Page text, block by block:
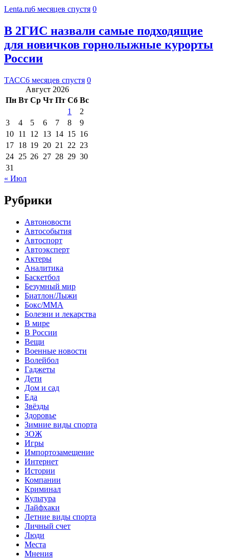
Lenta.ru6 месяцев спустя 0
В 2ГИС назвали самые подходящие
для новичков горнолыжные курорты
России
ТАСС6 месяцев спустя 0
Август 2026
Пн Вт Ср Чт Пт Сб Вс
1
2
3
4 5 6 7 8
9
10 11 12 13 14 15 16
17 18 19 20 21 22 23
24 25 26 27 28 29 30
31
« Июл
Рубрики
Автоновости
Автособытия
Автоспорт
Автоэксперт
Актеры
Аналитика
Баскетбол
Безумный мир
Биатлон/Лыжи
Бокс/MMA
Болезни и лекарства
В мире
В России
Вещи
Военные новости
Волейбол
Гаджеты
Дети
Дом и сад
Еда
Звёзды
Здоровье
Зимние виды спорта
ЗОЖ
Игры
Импортозамещение
Интернет
Истории
Компании
Криминал
Культура
Лайфхаки
Летние виды спорта
Личный счет
Люди
Места
Мнения